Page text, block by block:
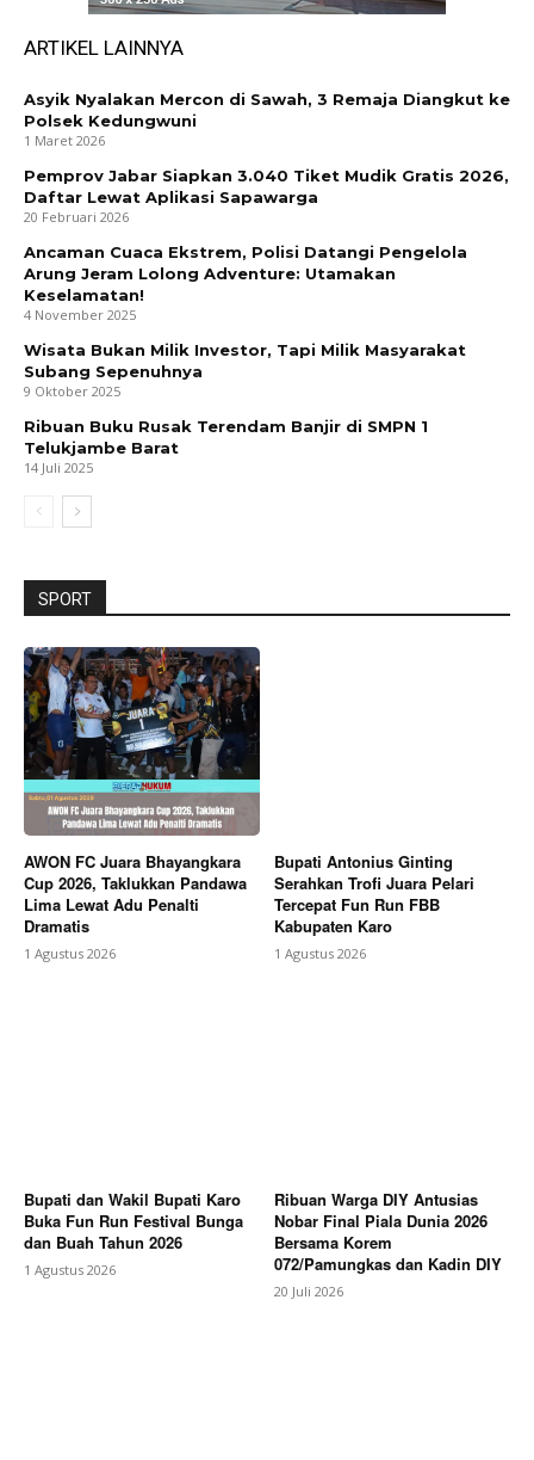
ARTIKEL LAINNYA
Asyik Nyalakan Mercon di Sawah, 3 Remaja Diangkut ke
Polsek Kedungwuni
1 Maret 2026
Pemprov Jabar Siapkan 3.040 Tiket Mudik Gratis 2026,
Daftar Lewat Aplikasi Sapawarga
20 Februari 2026
Ancaman Cuaca Ekstrem, Polisi Datangi Pengelola
Arung Jeram Lolong Adventure: Utamakan
Keselamatan!
4 November 2025
Wisata Bukan Milik Investor, Tapi Milik Masyarakat
Subang Sepenuhnya
9 Oktober 2025
Ribuan Buku Rusak Terendam Banjir di SMPN 1
Telukjambe Barat
14 Juli 2025
SPORT
AWON FC Juara Bhayangkara
Cup 2026, Taklukkan Pandawa
Lima Lewat Adu Penalti
Dramatis
1 Agustus 2026
Bupati Antonius Ginting
Serahkan Trofi Juara Pelari
Tercepat Fun Run FBB
Kabupaten Karo
1 Agustus 2026
Bupati dan Wakil Bupati Karo
Buka Fun Run Festival Bunga
dan Buah Tahun 2026
1 Agustus 2026
Ribuan Warga DIY Antusias
Nobar Final Piala Dunia 2026
Bersama Korem
072/Pamungkas dan Kadin DIY
20 Juli 2026